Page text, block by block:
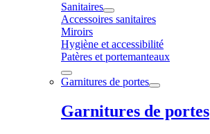
Sanitaires
Accessoires sanitaires
Miroirs
Hygiène et accessibilité
Patères et portemanteaux
Garnitures de portes
Garnitures de portes